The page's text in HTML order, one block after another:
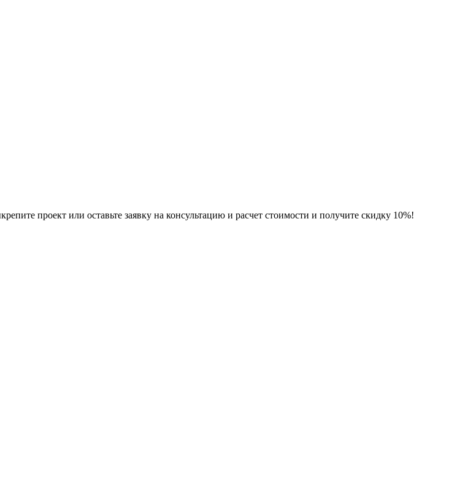
проект или оставьте заявку на консультацию и расчет стоимости и получите скидку 10%!